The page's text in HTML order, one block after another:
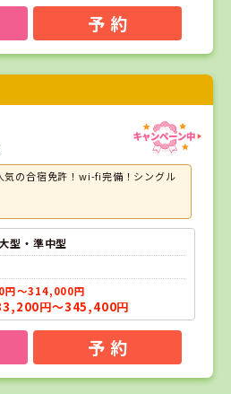
予 約
気の合宿免許！wi-fi完備！シングル
型・準中型
円～314,000円
円～345,400円
予 約